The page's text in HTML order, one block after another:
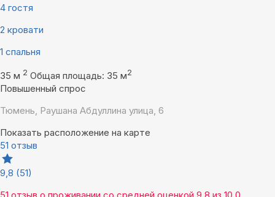
4 гостя
2 кровати
1 спальня
35 м 2 Общая площадь: 35 м2
Повышенный спрос
Тюмень, Раушана Абдуллина улица, 6
Показать расположение на карте
51 отзыв
9,8 (51)